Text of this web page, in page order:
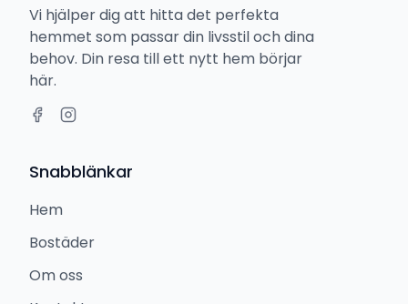
Vi hjälper dig att hitta det perfekta
hemmet som passar din livsstil och dina
behov. Din resa till ett nytt hem börjar
här.
Snabblänkar
Hem
Bostäder
Om oss